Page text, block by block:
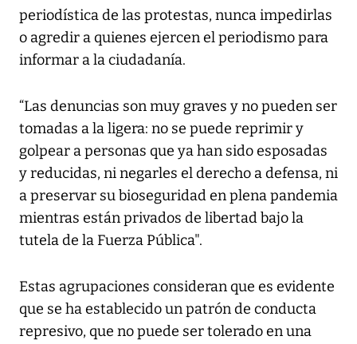
periodística de las protestas, nunca impedirlas
o agredir a quienes ejercen el periodismo para
informar a la ciudadanía.
“Las denuncias son muy graves y no pueden ser
tomadas a la ligera: no se puede reprimir y
golpear a personas que ya han sido esposadas
y reducidas, ni negarles el derecho a defensa, ni
a preservar su bioseguridad en plena pandemia
mientras están privados de libertad bajo la
tutela de la Fuerza Pública".
Estas agrupaciones consideran que es evidente
que se ha establecido un patrón de conducta
represivo, que no puede ser tolerado en una